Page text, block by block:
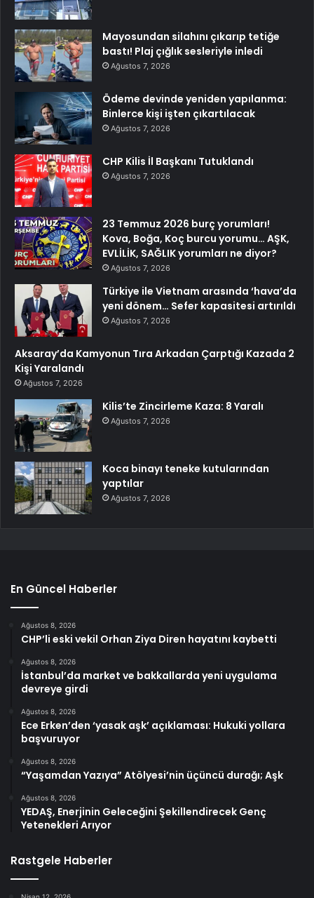
Mayosundan silahını çıkarıp tetiğe
bastı! Plaj çığlık sesleriyle inledi
Ağustos 7, 2026
Ödeme devinde yeniden yapılanma:
Binlerce kişi işten çıkartılacak
Ağustos 7, 2026
CHP Kilis İl Başkanı Tutuklandı
Ağustos 7, 2026
23 Temmuz 2026 burç yorumları!
Kova, Boğa, Koç burcu yorumu… AŞK,
EVLİLİK, SAĞLIK yorumları ne diyor?
Ağustos 7, 2026
Türkiye ile Vietnam arasında ‘hava’da
yeni dönem… Sefer kapasitesi artırıldı
Ağustos 7, 2026
Aksaray’da Kamyonun Tıra Arkadan Çarptığı Kazada 2
Kişi Yaralandı
Ağustos 7, 2026
Kilis’te Zincirleme Kaza: 8 Yaralı
Ağustos 7, 2026
Koca binayı teneke kutularından
yaptılar
Ağustos 7, 2026
En Güncel Haberler
Ağustos 8, 2026
CHP’li eski vekil Orhan Ziya Diren hayatını kaybetti
Ağustos 8, 2026
İstanbul’da market ve bakkallarda yeni uygulama
devreye girdi
Ağustos 8, 2026
Ece Erken’den ‘yasak aşk’ açıklaması: Hukuki yollara
başvuruyor
Ağustos 8, 2026
“Yaşamdan Yazıya” Atölyesi’nin üçüncü durağı; Aşk
Ağustos 8, 2026
YEDAŞ, Enerjinin Geleceğini Şekillendirecek Genç
Yetenekleri Arıyor
Rastgele Haberler
Nisan 12, 2026